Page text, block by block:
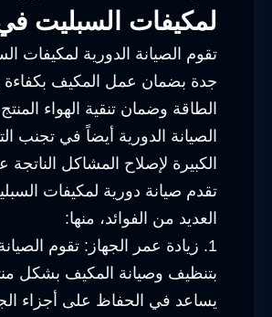
لمكيفات السبليت
تقوم الصيانة الدورية لمكيفات
جدة بضمان عمل المكيف بكفاءة
الطاقة وضمان تنقية الهواء
الصيانة الدورية أيضاً في تجنب
الكبيرة لإصلاح المشاكل الناتجة
تقدم صيانة دورية لمكيفات
العديد من الفوائد، منها:
1. زيادة عمر الجهاز: تقوم
بتنظيف وصيانة المكيف بشكل
يساعد في الحفاظ على أجزاء